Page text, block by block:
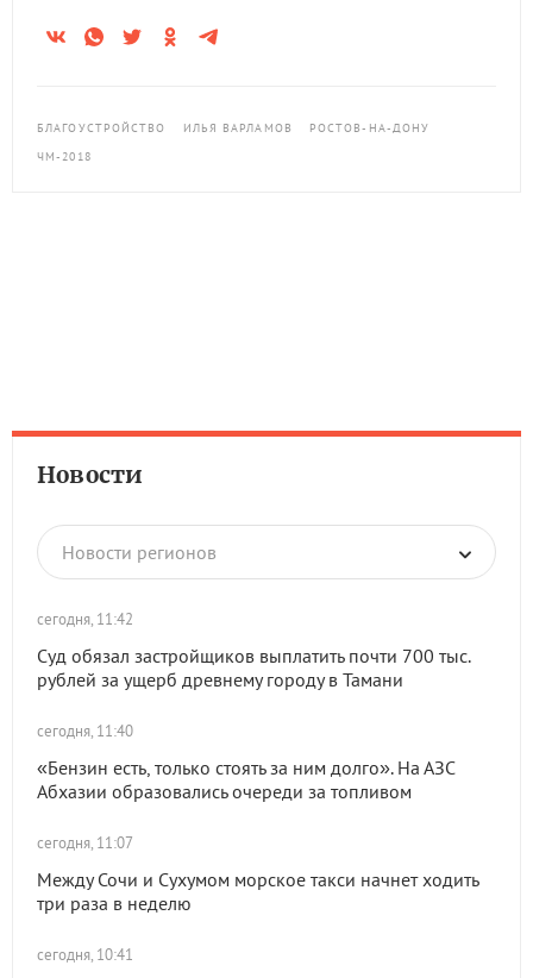
БЛАГОУСТРОЙСТВО ИЛЬЯ ВАРЛАМОВ
РОСТОВ-НА-ДОНУ
ЧМ-2018
Новости
Новости регионов
сегодня, 11:42
Суд обязал застройщиков выплатить почти 700 тыс.
рублей за ущерб древнему городу в Тамани
сегодня, 11:40
«Бензин есть, только стоять за ним долго». На АЗС
Абхазии образовались очереди за топливом
сегодня, 11:07
Между Сочи и Сухумом морское такси начнет ходить
три раза в неделю
сегодня, 10:41